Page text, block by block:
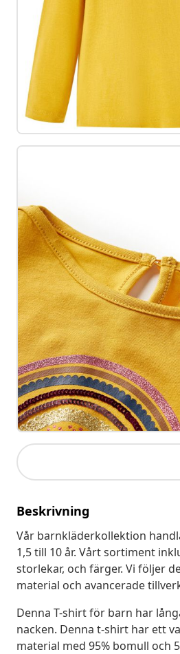
Beskrivning
Vår barnkläderkollektion
1,5 till 10 år. Vårt sortiment
storlekar, och färger. Vi följer
material och avancerade
Denna T-shirt för barn har
nacken. Denna t-shirt har ett
material med 95% bomull och